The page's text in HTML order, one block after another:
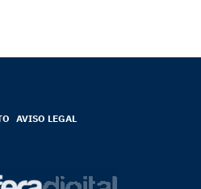
AVISO LEGAL